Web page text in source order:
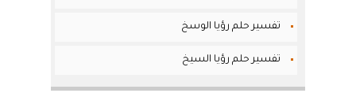
تفسير حلم رؤيا الوسخ
تفسير حلم رؤيا السيخ